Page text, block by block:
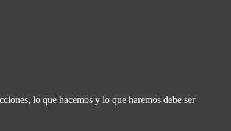
lo que hacemos y lo que haremos debe ser